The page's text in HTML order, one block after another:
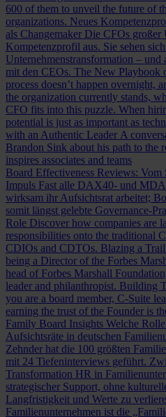
600 of them to unveil the future of
organizations. Neues
als Changemaker Die CFOs großer
Kompetenzprofil aus. Sie sehen
Unternehmenstransformation –
mit den CEOs. The New Playbook
process doesn’t happen overnight,
the organization currently stands,
CFO fits into this puzzle. When
potential is just as important as
with an Authentic Leader A
Brandon Sink about his path to the
inspires associates and teams
Board Effectiveness Reviews: Vom
Impuls Fast alle DAX40- und
wirksam ihr Aufsichtsrat arbeitet;
somit längst gelebte Governance-
Role Discover how companies are
responsibilities onto the traditional
CDIOs and CDTOs. Blazing a
being a Director of the Forbes
head of Forbes Marshall
leader and philanthropist. Building
you are a board member, C-Suite
earning the trust of the Founder is
Family Board Insights Welche
Aufsichtsräte in deutschen
Zehnder hat die 100 größten
mit 24 Tiefeninterviews geführt.
Transformation HR in
strategischer Support, ohne
Langfristigkeit und Werte zu
Familienunternehmen ist die